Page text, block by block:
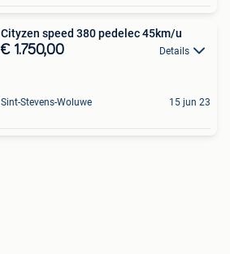
Cityzen speed 380 pedelec 45km/u
€ 1.750,00 Details
Sint-Stevens-Woluwe 15 jun 23